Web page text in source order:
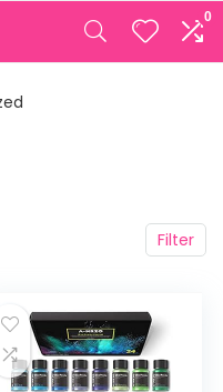
0
Filter